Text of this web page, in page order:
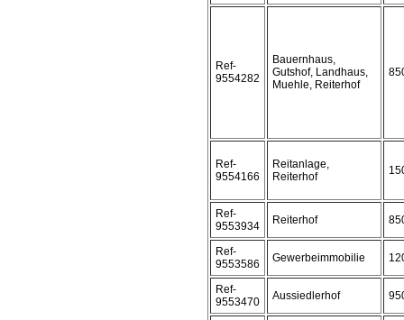
Ref-
9554282
Bauernhaus,
Gutshof, Landhaus,
Muehle, Reiterhof
Ref-
9554166
Reitanlage,
Reiterhof
Ref-
9553934
Reiterhof
Ref-
9553586
Gewerbeimmobilie
Ref-
9553470
Aussiedlerhof